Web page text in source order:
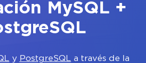
MySQL +
y PostgreSQL a través de la